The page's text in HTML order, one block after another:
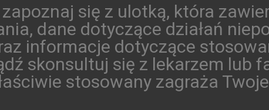
się z ulotką, która
dane dotyczące działań
informacje dotyczące
skonsultuj się z lekarzem lub
stosowany zagraża